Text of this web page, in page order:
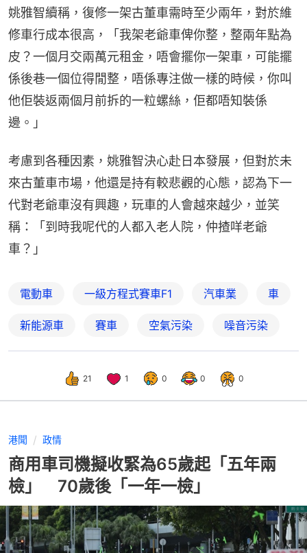
姚雅智續稱，復修一架古董車需時至少兩年，對於維
修車行成本很高，「我架老爺車俾你整，整兩年點為
皮？一個月交兩萬元租金，唔會擺你一架車，可能擺
係後巷一個位得閒整，唔係專注做一樣的時候，你叫
他佢裝返兩個月前拆的一粒螺絲，佢都唔知裝係
邊。」
考慮到各種因素，姚雅智決心赴日本發展，但對於未
來古董車市場，他還是持有較悲觀的心態，認為下一
代對老爺車沒有興趣，玩車的人會越來越少，並笑
稱：「到時我呢代的人都入老人院，仲揸咩老爺
車？」
電動車 一級方程式賽車F1 汽車業 車
新能源車 賽車 空氣污染 噪音污染
21 1 0 0 0
港聞 政情
商用車司機擬收緊為65歲起「五年兩
檢」 70歲後「一年一檢」